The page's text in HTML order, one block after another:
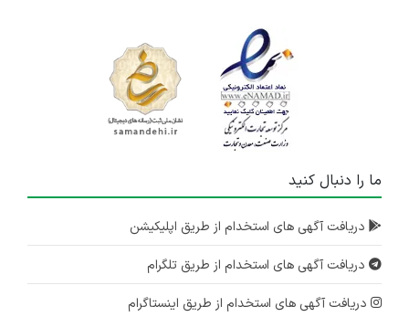
ما را دنبال کنید
دریافت آگهی های استخدام از طریق اپلیکیشن
دریافت آگهی های استخدام از طریق تلگرام
دریافت آگهی های استخدام از طریق اینستاگرام